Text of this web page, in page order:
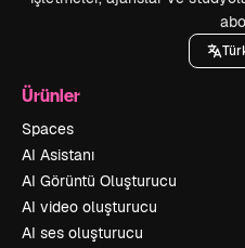
Ürünler
Spaces
AI Asistanı
AI Görüntü Oluşturucu
AI video oluşturucu
AI ses oluşturucu